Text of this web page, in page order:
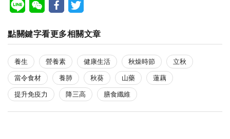
點關鍵字看更多相關文章
養生 營養素 健康生活 秋燥時節 立秋
當令食材 養肺 秋葵 山藥 蓮藕
提升免疫力 降三高 膳食纖維